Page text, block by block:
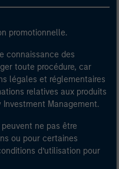
promotionnelle.
connaissance des
toute procédure, car
légales et réglementaires
relatives aux produits
Investment Management.
ne pas être
ou pour certaines
d’utilisation pour